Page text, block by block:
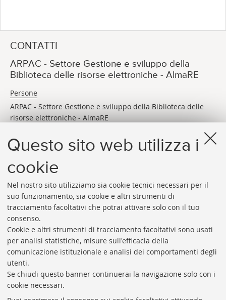
Questo sito web utilizza i
cookie
Nel nostro sito utilizziamo sia cookie tecnici necessari per il
suo funzionamento, sia cookie e altri strumenti di
tracciamento facoltativi che potrai attivare solo con il tuo
consenso.
Cookie e altri strumenti di tracciamento facoltativi sono usati
per analisi statistiche, misure sull'efficacia della
comunicazione istituzionale e analisi dei comportamenti degli
utenti.
Se chiudi questo banner continuerai la navigazione solo con i
cookie necessari.
CONTATTI
ARPAC - Settore Gestione e sviluppo della
Biblioteca delle risorse elettroniche - AlmaRE
Persone
ARPAC - Settore Gestione e sviluppo della Biblioteca delle
risorse elettroniche - AlmaRE
E-MAIL
arpac.almare@unibo.it
Rubrica di Ateneo
Rss
Statistiche